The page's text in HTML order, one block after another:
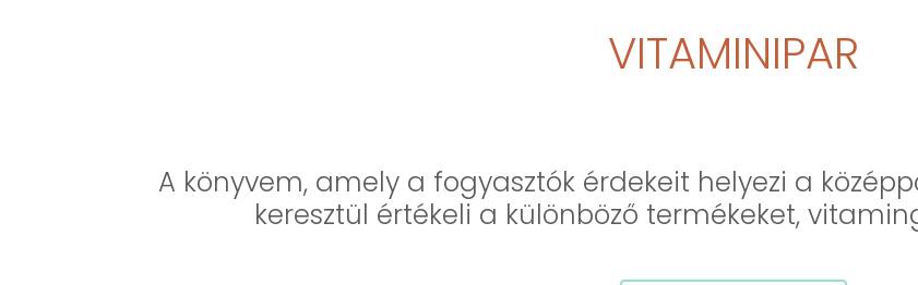
VITAMINIPAR
A könyvem, amely a fogyasztók érdekeit helyezi a
keresztül értékeli a különböző termékeket,